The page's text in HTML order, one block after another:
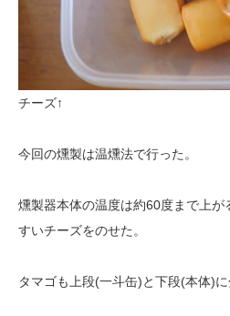
チーズ↑
今回の燻製は温燻法で行った。
燻製器本体の温度は約60度まで上
すいチーズをのせた。
タマゴも上段(一斗缶)と下段(本体)に